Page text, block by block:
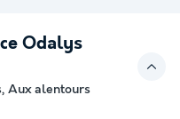
Odalys
Aux alentours